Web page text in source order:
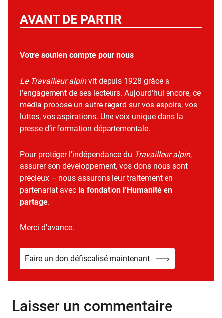
AVANT DE PARTIR
Votre soutien compte pour nous
Le Travailleur alpinvit depuis 1928 grâce à
l’engagement de ses lecteurs. Aujourd’hui encore, ce
média propose un autre regard sur vos espoirs, vos
luttes, vos aspirations. Une voix unique dans la
presse d’information départementale.
Pour protéger l’indépendance du Travailleur alpin,
assurer son développement, vos dons nous sont
précieux – nous assurons leur traitement en
partenariat avec la fondation l’Humanité en
partage.
Merci d’avance.
Faire un don défiscalisé maintenant
Laisser un commentaire